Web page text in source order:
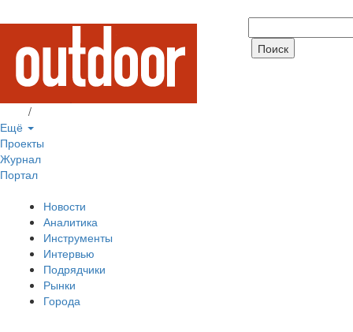
/
Ещё
Проекты
Журнал
Портал
Новости
Аналитика
Инструменты
Интервью
Подрядчики
Рынки
Города